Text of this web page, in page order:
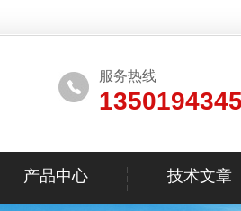
服务热线
产品中心 技术文章